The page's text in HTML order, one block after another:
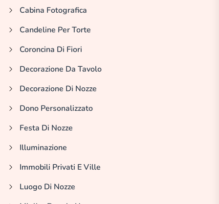
Cabina Fotografica
Candeline Per Torte
Coroncina Di Fiori
Decorazione Da Tavolo
Decorazione Di Nozze
Dono Personalizzato
Festa Di Nozze
Illuminazione
Immobili Privati E Ville
Luogo Di Nozze